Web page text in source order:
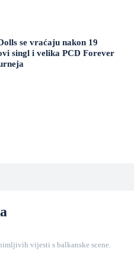
se vraćaju nakon 19
singl i velika PCD Forever
vijesti s balkanske scene.